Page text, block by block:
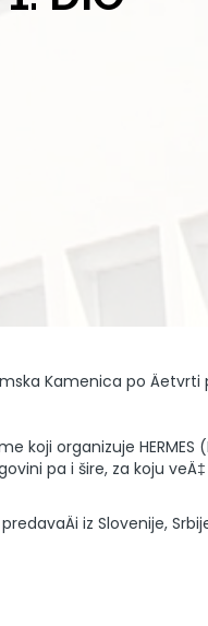
Kamenica po Äetvrti
koji organizuje HERMES
pa i šire, za koju
iz Slovenije,